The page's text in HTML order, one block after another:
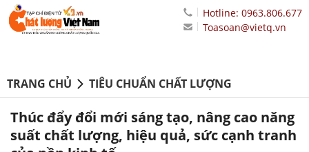
Hotline: 0963.806.677
Toasoan@vietq.vn
TRANG CHỦ TIÊU CHUẨN CHẤT LƯỢNG
Thúc đẩy đổi mới sáng tạo, nâng cao năng
suất chất lượng, hiệu quả, sức cạnh tranh